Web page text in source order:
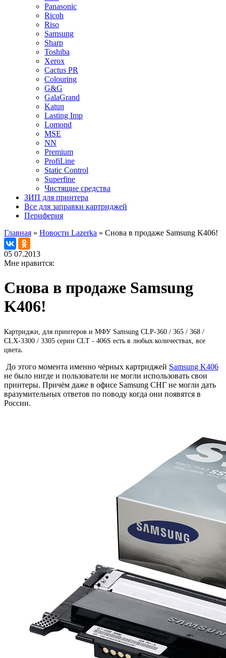
Panasonic
Ricoh
Riso
Samsung
Sharp
Toshiba
Xerox
Cactus PR
Colouring
G&G
GalaGrand
Katun
Lasting Imp
Lomond
MSE
NN
Premium
ProfiLine
Static Control
Superfine
Чистящие средства
ЗИП для принтера
Все для заправки картриджей
Периферия
Главная » Новости Lazerka » Снова в продаже Samsung K406!
05 07.2013
Мне нравится:
Снова в продаже Samsung
K406!
Картриджи, для принтеров и МФУ Samsung CLP-360 / 365 / 368 /
CLX-3300 / 3305 серии CLT - 406S есть в любых количествах, все
цвета.
До этого момента именно чёрных картриджей Samsung K406
не было нигде и пользователи не могли использовать свои
принтеры. Причём даже в офисе Samsung СНГ не могли дать
вразумительных ответов по поводу когда они появятся в
России.